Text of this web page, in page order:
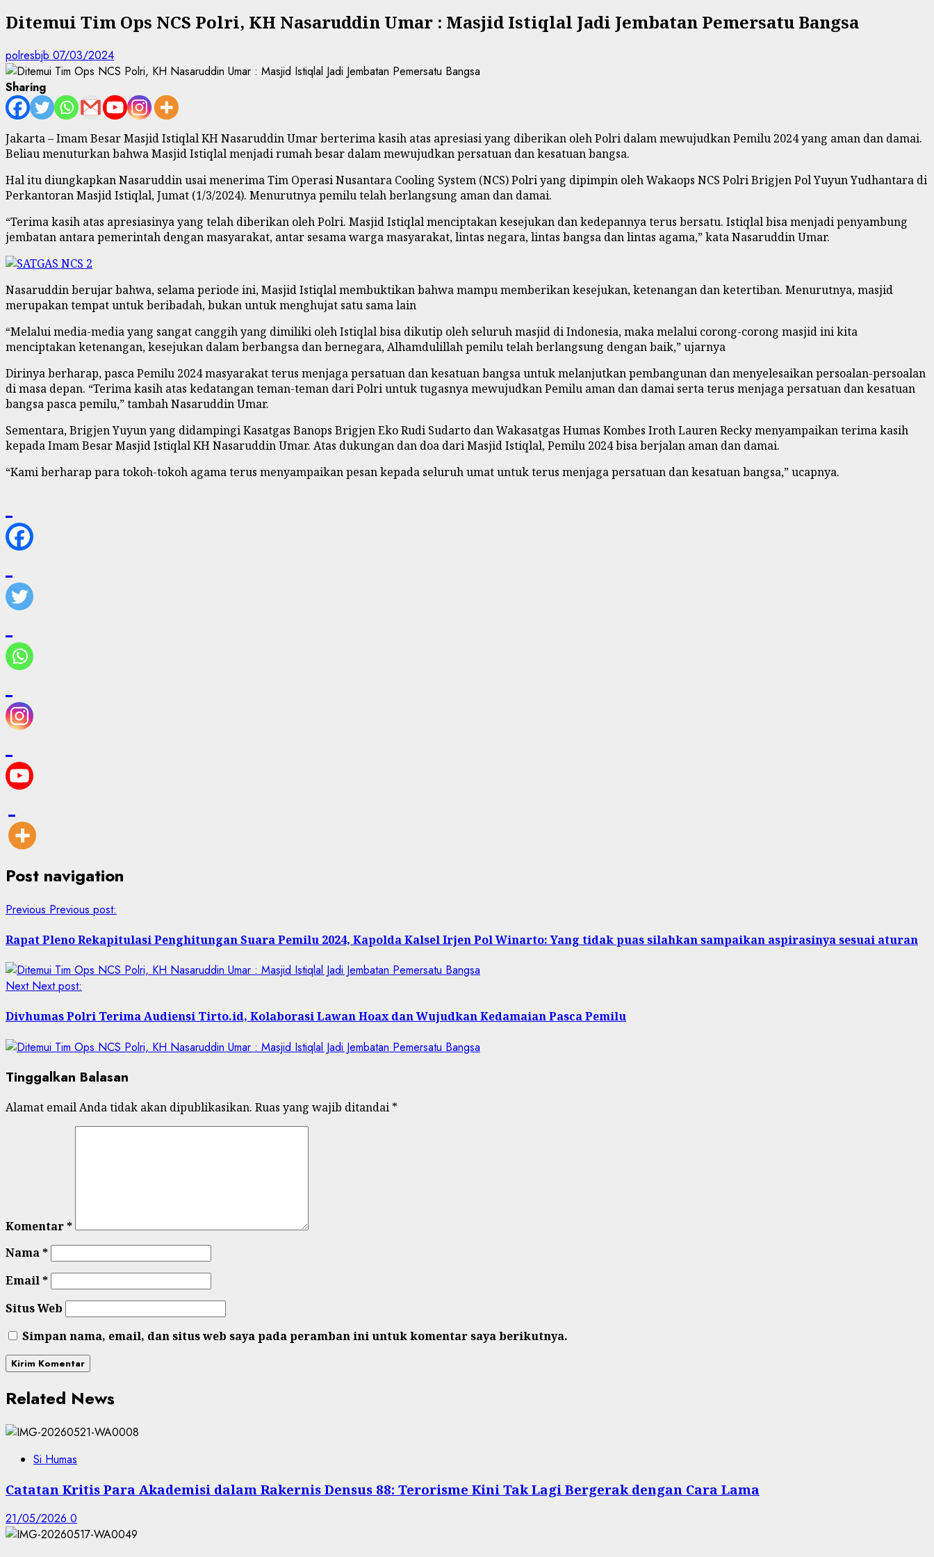
Ditemui Tim Ops NCS Polri, KH Nasaruddin Umar : Masjid Istiqlal Jadi Jembatan Pemersatu Bangsa
polresbjb 07/03/2024
Sharing
Jakarta – Imam Besar Masjid Istiqlal KH Nasaruddin Umar berterima kasih atas apresiasi yang diberikan oleh Polri dalam mewujudkan Pemilu 2024 yang aman dan damai.
Beliau menuturkan bahwa Masjid Istiqlal menjadi rumah besar dalam mewujudkan persatuan dan kesatuan bangsa.
Hal itu diungkapkan Nasaruddin usai menerima Tim Operasi Nusantara Cooling System (NCS) Polri yang dipimpin oleh Wakaops NCS Polri Brigjen Pol Yuyun Yudhantara di
Perkantoran Masjid Istiqlal, Jumat (1/3/2024). Menurutnya pemilu telah berlangsung aman dan damai.
“Terima kasih atas apresiasinya yang telah diberikan oleh Polri. Masjid Istiqlal menciptakan kesejukan dan kedepannya terus bersatu. Istiqlal bisa menjadi penyambung
jembatan antara pemerintah dengan masyarakat, antar sesama warga masyarakat, lintas negara, lintas bangsa dan lintas agama,” kata Nasaruddin Umar.
Nasaruddin berujar bahwa, selama periode ini, Masjid Istiqlal membuktikan bahwa mampu memberikan kesejukan, ketenangan dan ketertiban. Menurutnya, masjid
merupakan tempat untuk beribadah, bukan untuk menghujat satu sama lain
“Melalui media-media yang sangat canggih yang dimiliki oleh Istiqlal bisa dikutip oleh seluruh masjid di Indonesia, maka melalui corong-corong masjid ini kita
menciptakan ketenangan, kesejukan dalam berbangsa dan bernegara, Alhamdulillah pemilu telah berlangsung dengan baik,” ujarnya
Dirinya berharap, pasca Pemilu 2024 masyarakat terus menjaga persatuan dan kesatuan bangsa untuk melanjutkan pembangunan dan menyelesaikan persoalan-persoalan
di masa depan. “Terima kasih atas kedatangan teman-teman dari Polri untuk tugasnya mewujudkan Pemilu aman dan damai serta terus menjaga persatuan dan kesatuan
bangsa pasca pemilu,” tambah Nasaruddin Umar.
Sementara, Brigjen Yuyun yang didampingi Kasatgas Banops Brigjen Eko Rudi Sudarto dan Wakasatgas Humas Kombes Iroth Lauren Recky menyampaikan terima kasih
kepada Imam Besar Masjid Istiqlal KH Nasaruddin Umar. Atas dukungan dan doa dari Masjid Istiqlal, Pemilu 2024 bisa berjalan aman dan damai.
“Kami berharap para tokoh-tokoh agama terus menyampaikan pesan kepada seluruh umat untuk terus menjaga persatuan dan kesatuan bangsa,” ucapnya.
Post navigation
Previous Previous post:
Rapat Pleno Rekapitulasi Penghitungan Suara Pemilu 2024, Kapolda Kalsel Irjen Pol Winarto: Yang tidak puas silahkan sampaikan aspirasinya sesuai aturan
Next Next post:
Divhumas Polri Terima Audiensi Tirto.id, Kolaborasi Lawan Hoax dan Wujudkan Kedamaian Pasca Pemilu
Tinggalkan Balasan
Alamat email Anda tidak akan dipublikasikan. Ruas yang wajib ditandai *
Komentar*
Nama*
Email*
Situs Web
Simpan nama, email, dan situs web saya pada peramban ini untuk komentar saya berikutnya.
Related News
Si Humas
Catatan Kritis Para Akademisi dalam Rakernis Densus 88: Terorisme Kini Tak Lagi Bergerak dengan Cara Lama
21/05/2026 0